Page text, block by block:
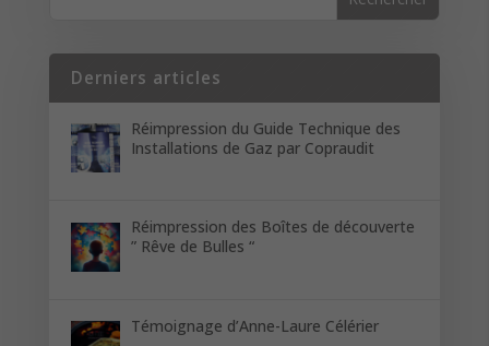
Derniers articles
Réimpression du Guide Technique des
Installations de Gaz par Copraudit
Réimpression des Boîtes de découverte
” Rêve de Bulles “
Témoignage d’Anne-Laure Célérier